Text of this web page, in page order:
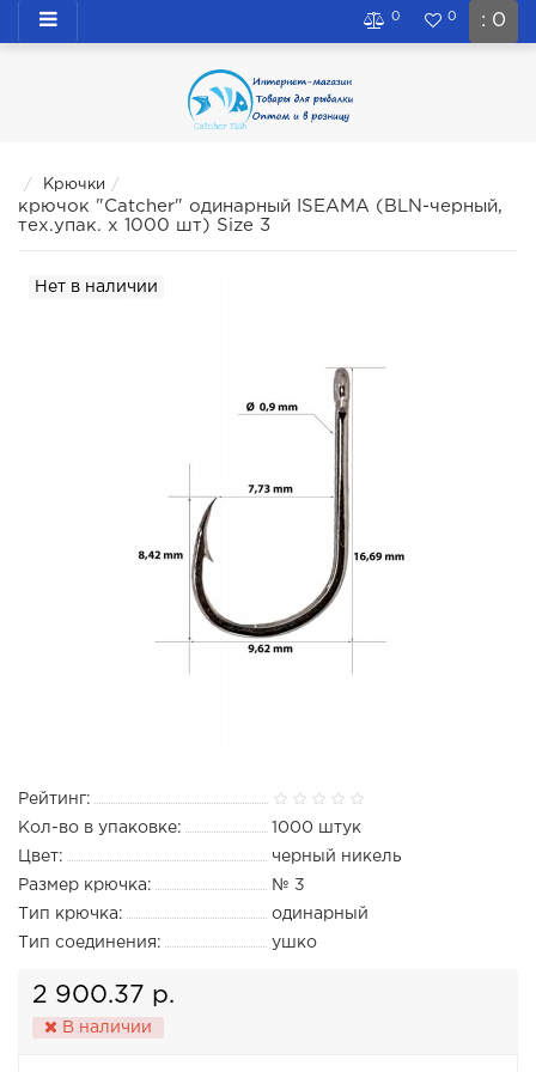
: 0
0 0
Крючки
крючок "Catcher" одинарный ISEAMA (BLN-черный,
тех.упак. х 1000 шт) Size 3
Нет в наличии
Рейтинг:
Кол-во в упаковке:
1000 штук
Цвет:
черный никель
Размер крючка:
№ 3
Тип крючка:
одинарный
Тип соединения:
ушко
2 900.37 р.
В наличии